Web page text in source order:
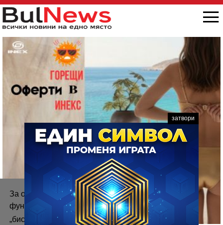
За осигуряване на правилното
функциониране на уебсайта ние използваме
„бисквитки“.
Повече информация
затвори